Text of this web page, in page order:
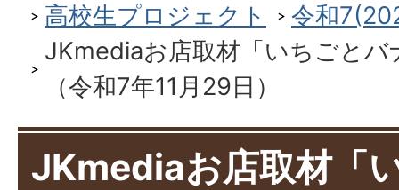
高校生プロジェクト
令和
JKmediaお店取材「いちごと
（令和7年11月29日）
JKmediaお店取材「